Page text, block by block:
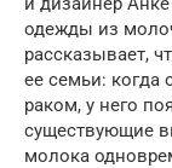
одежды из
рассказывает,
ее семьи: когда
раком, у него
существующие
молока